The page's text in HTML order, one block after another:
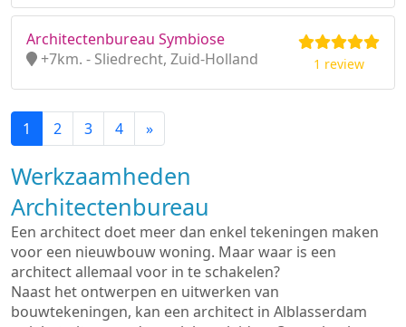
Architectenbureau Symbiose
+7km. - Sliedrecht, Zuid-Holland
1 review
1 2 3 4 »
Werkzaamheden
Architectenbureau
Een architect doet meer dan enkel tekeningen maken
voor een nieuwbouw woning. Maar waar is een
architect allemaal voor in te schakelen?
Naast het ontwerpen en uitwerken van
bouwtekeningen, kan een architect in Alblasserdam